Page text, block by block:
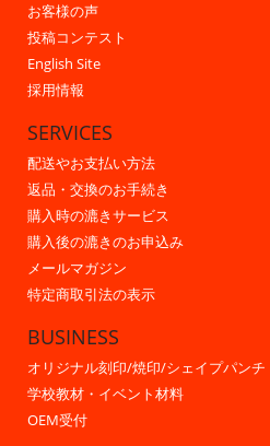
お客様の声
投稿コンテスト
English Site
採用情報
SERVICES
配送やお支払い方法
返品・交換のお手続き
購入時の漉きサービス
購入後の漉きのお申込み
メールマガジン
特定商取引法の表示
BUSINESS
オリジナル刻印/焼印/シェイプパンチ
学校教材・イベント材料
OEM受付